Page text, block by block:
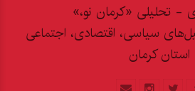
- تحلیلی «کرمان نو،»
سیاسی، اقتصادی، اجتماعی
استان کرمان